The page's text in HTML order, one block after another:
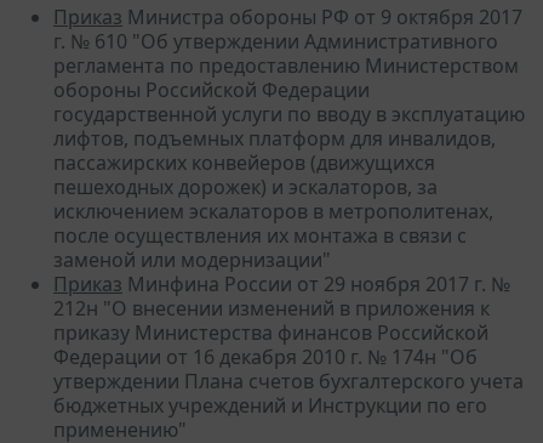
Приказ Министра обороны РФ от 9 октября 2017
г. № 610 "Об утверждении Административного
регламента по предоставлению Министерством
обороны Российской Федерации
государственной услуги по вводу в эксплуатацию
лифтов, подъемных платформ для инвалидов,
пассажирских конвейеров (движущихся
пешеходных дорожек) и эскалаторов, за
исключением эскалаторов в метрополитенах,
после осуществления их монтажа в связи с
заменой или модернизации"
Приказ Минфина России от 29 ноября 2017 г. №
212н "О внесении изменений в приложения к
приказу Министерства финансов Российской
Федерации от 16 декабря 2010 г. № 174н "Об
утверждении Плана счетов бухгалтерского учета
бюджетных учреждений и Инструкции по его
применению"